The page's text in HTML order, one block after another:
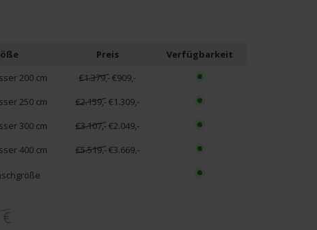
Preis
Verfügbarkeit
200 cm
€1.379,-€909,-
250 cm
€2.159,-€1.309,-
300 cm
€3.107,-€2.049,-
400 cm
€5.519,-€3.669,-